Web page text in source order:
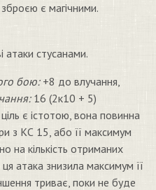
є магічними.
атаки стусанами.
бою:+8 до влучання,
16 (2к10 + 5)
є істотою, вона повинна
з КС 15, або її максимум
на кількість отриманих
атака знизила максимум її
триває, поки не буде